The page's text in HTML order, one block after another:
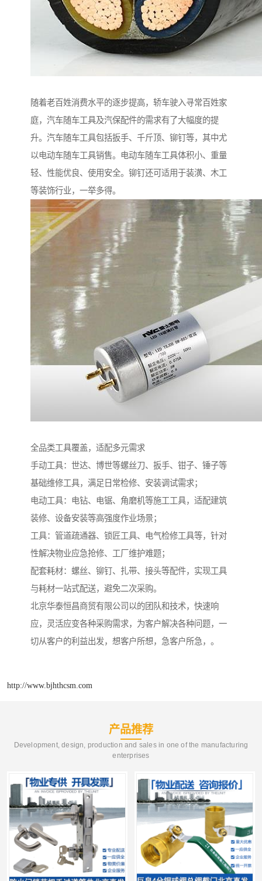
随着老百姓消费水平的逐步提高，轿车驶入寻常百姓家
庭，汽车随车工具及汽保配件的需求有了大幅度的提
升。汽车随车工具包括扳手、千斤顶、铆钉等，其中尤
以电动车随车工具销售。电动车随车工具体积小、重量
轻、性能优良、使用安全。铆钉还可适用于装潢、木工
等装饰行业，一举多得。
全品类工具覆盖，适配多元需求​
手动工具：世达、博世等螺丝刀、扳手、钳子、锤子等
基础维修工具，满足日常检修、安装调试需求；​
电动工具：电钻、电锯、角磨机等施工工具，适配建筑
装修、设备安装等高强度作业场景；​
工具：管道疏通器、锁匠工具、电气检修工具等，针对
性解决物业应急抢修、工厂维护难题；​
配套耗材：螺丝、铆钉、扎带、接头等配件，实现工具
与耗材一站式配送，避免二次采购。
北京华泰恒昌商贸有限公司以的团队和技术，快速响
应，灵活应变各种采购需求，为客户解决各种问题，一
切从客户的利益出发，想客户所想，急客户所急，。
http://www.bjhthcsm.com
产品推荐
Development, design, production and sales in one of the manufacturing
enterprises